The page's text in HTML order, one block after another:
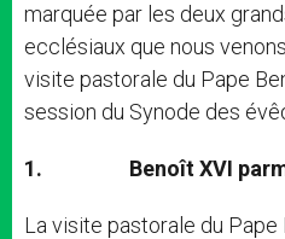
marquée par les deux
ecclésiaux que nous
visite pastorale du Pape
session du Synode des
1. Benoît XVI parmi
La visite pastorale du Pape